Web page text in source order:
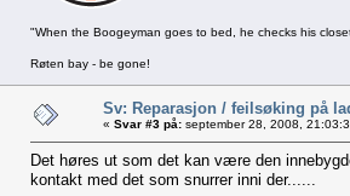
"When the Boogeyman goes to bed, he checks his
Røten bay - be gone!
Sv: Reparasjon / feilsøking på
« Svar #3 på: september 28, 2008,
Det høres ut som det kan være den
kontakt med det som snurrer inni der......